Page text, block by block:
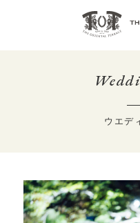
ウエデ